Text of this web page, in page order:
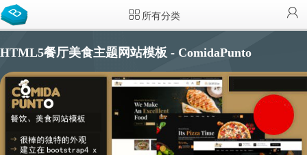
所有分类
HTML5餐厅美食主题网站模板 - ComidaPunto